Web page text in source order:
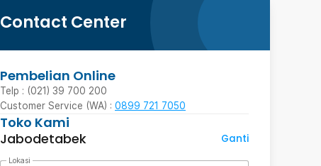
Contact Center
Pembelian Online
Telp : (021) 39 700 200
Customer Service (WA) : 0899 721 7050
Toko Kami
Jabodetabek
Ganti
Lokasi